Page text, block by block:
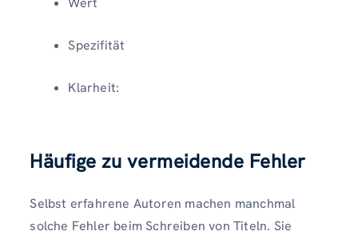
Spezifität
Klarheit:
Häufige zu vermeidende Fehler
Selbst erfahrene Autoren machen manchmal
solche Fehler beim Schreiben von Titeln. Sie